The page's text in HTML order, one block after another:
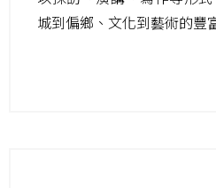
城到偏鄉、文化到藝術的豐